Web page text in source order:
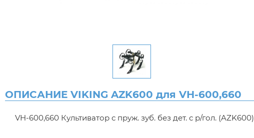
ОПИСАНИЕ VIKING AZK600 для VH-600,660
VH-600,660 Культиватор с пруж. зуб. без дет. с р/гол. (AZK600)